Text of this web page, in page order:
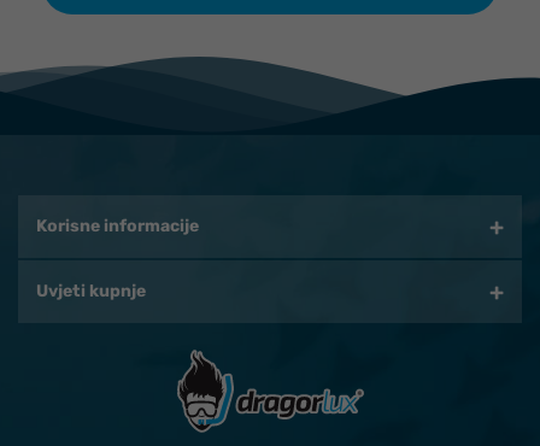
Korisne informacije
Uvjeti kupnje